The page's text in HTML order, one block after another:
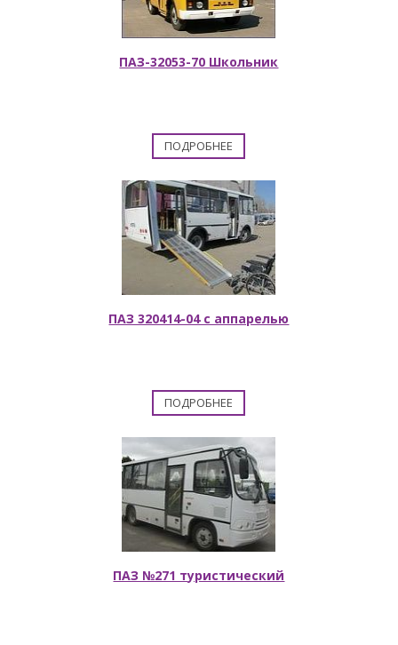
ПАЗ-32053-70 Школьник
ПОДРОБНЕЕ
ПАЗ 320414-04 с аппарелью
ПОДРОБНЕЕ
ПАЗ №271 туристический